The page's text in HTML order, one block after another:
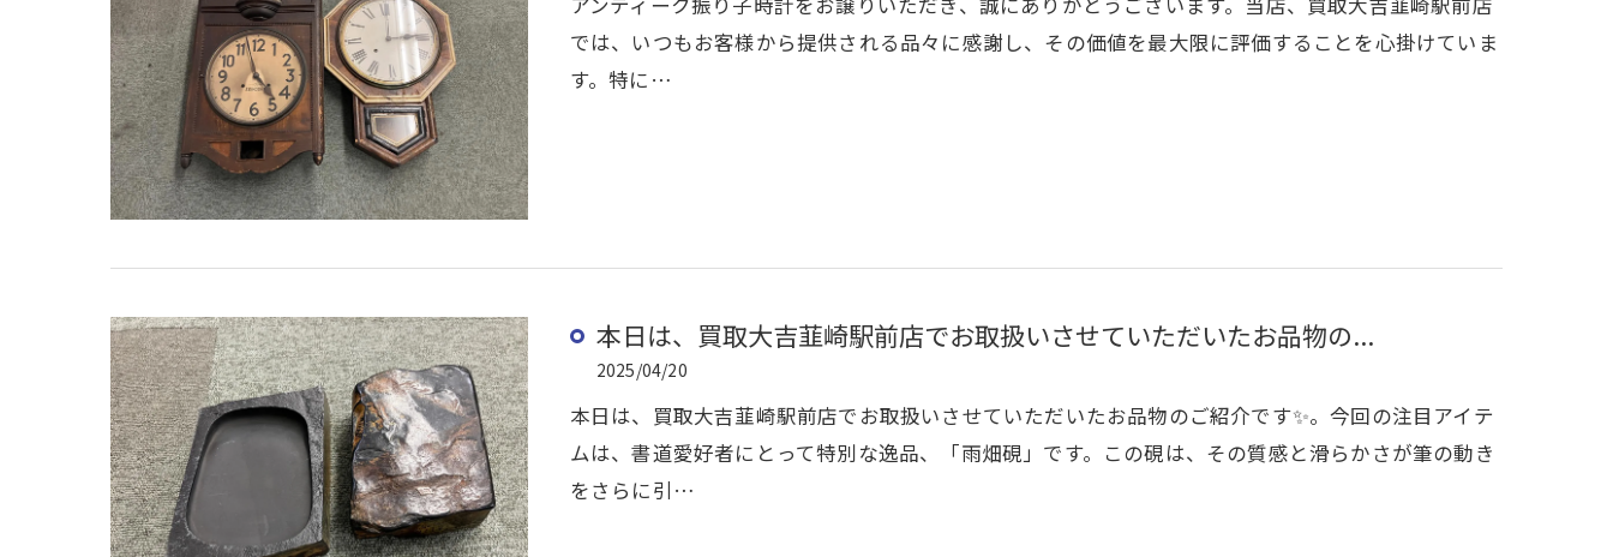
では、いつもお客様から提供される品々に感謝し、その価値を最大限に評価することを心掛けていま
す。特に…
本日は、買取大吉韮崎駅前店でお取扱いさせていただいたお品物の...
2025/04/20
本日は、買取大吉韮崎駅前店でお取扱いさせていただいたお品物のご紹介です✨。今回の注目アイテ
ムは、書道愛好者にとって特別な逸品、「雨畑硯」です。この硯は、その質感と滑らかさが筆の動き
をさらに引…